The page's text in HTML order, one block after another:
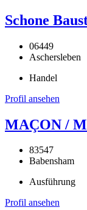
Schone
06449
Aschersleben
Handel
Profil ansehen
MAÇON /
83547
Babensham
Ausführung
Profil ansehen